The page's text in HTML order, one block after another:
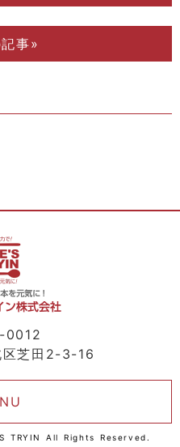
事»
0012
区芝田2-3-16
TRYIN All Rights Reserved.